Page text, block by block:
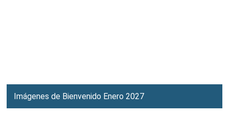
Imágenes de Bienvenido Enero 2027